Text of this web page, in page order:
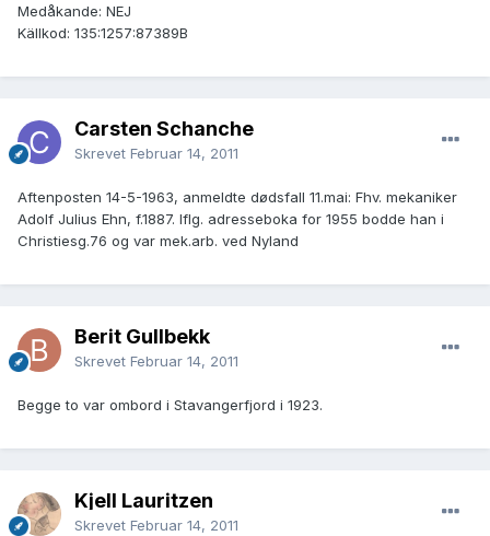
Medåkande: NEJ
Källkod: 135:1257:87389B
Carsten Schanche
Skrevet Februar 14, 2011
Aftenposten 14-5-1963, anmeldte dødsfall 11.mai: Fhv. mekaniker
Adolf Julius Ehn, f.1887. Iflg. adresseboka for 1955 bodde han i
Christiesg.76 og var mek.arb. ved Nyland
Berit Gullbekk
Skrevet Februar 14, 2011
Begge to var ombord i Stavangerfjord i 1923.
Kjell Lauritzen
Skrevet Februar 14, 2011